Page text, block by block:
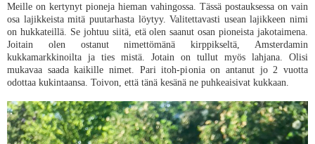
Meille on kertynyt pioneja hieman vahingossa. Tässä postauksessa on vain
osa lajikkeista mitä puutarhasta löytyy. Valitettavasti usean lajikkeen nimi
on hukkateillä. Se johtuu siitä, etä olen saanut osan pioneista jakotaimena.
Joitain olen ostanut nimettömänä kirppikseltä, Amsterdamin
kukkamarkkinoilta ja ties mistä. Jotain on tullut myös lahjana. Olisi
mukavaa saada kaikille nimet. Pari itoh-pionia on antanut jo 2 vuotta
odottaa kukintaansa. Toivon, että tänä kesänä ne puhkeaisivat kukkaan.